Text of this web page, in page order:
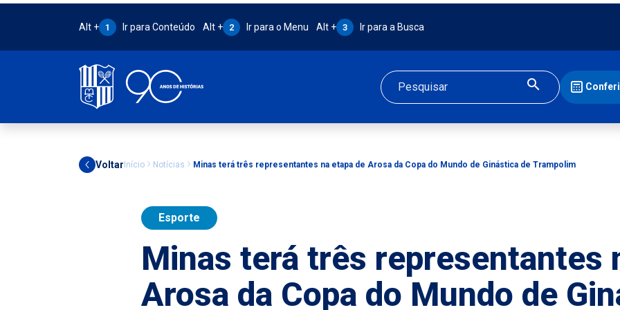
Atalho Alt + 1:
Alt + 1 Ir para Conteúdo Atalho Alt + 2:
Alt + 2 Ir para o Menu Atalho Alt + 3:
Alt + 3 Ir para a Busca
Buscar
VoltarInício Notícias Minas terá três representantes na etapa de Arosa da Copa do Mundo de Ginástica de Trampolim
Esporte
Minas terá três representantes
Arosa da Copa do Mundo de